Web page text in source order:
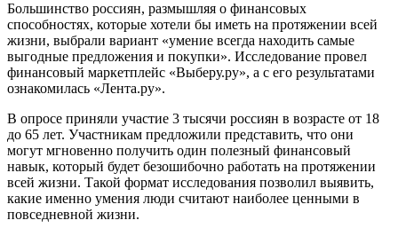
Большинство россиян, размышляя о финансовых
способностях, которые хотели бы иметь на протяжении всей
жизни, выбрали вариант «умение всегда находить самые
выгодные предложения и покупки». Исследование провел
финансовый маркетплейс «Выберу.ру», а с его результатами
ознакомилась «Лента.ру».
В опросе приняли участие 3 тысячи россиян в возрасте от 18
до 65 лет. Участникам предложили представить, что они
могут мгновенно получить один полезный финансовый
навык, который будет безошибочно работать на протяжении
всей жизни. Такой формат исследования позволил выявить,
какие именно умения люди считают наиболее ценными в
повседневной жизни.